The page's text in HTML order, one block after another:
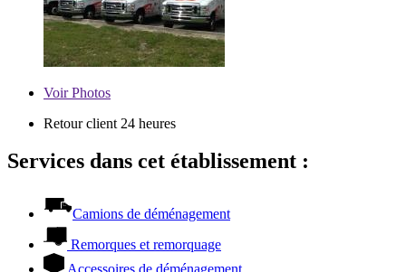
VoirPhotos
Retour client 24 heures
Services dans cet établissement :
Camions de déménagement
Remorques et remorquage